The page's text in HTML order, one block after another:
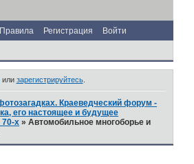
Правила Регистрация Войти
или зарегистрируйтесь.
Краеведческий форум -
его настоящее и будущее
70-х »Автомобильное многоборье и